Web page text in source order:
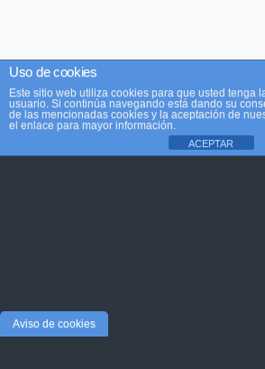
Uso de cookies
Este sitio web utiliza cookies para que usted tenga
usuario. Si continúa navegando está dando su
de las mencionadas cookies y la aceptación de
el enlace para mayor información.
ACEPTAR
Aviso de cookies